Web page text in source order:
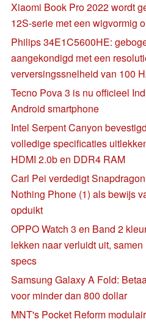
Xiaomi Book Pro 2022 wordt
12S-serie met een wigvormig
Philips 34E1C5600HE:
aangekondigd met een
verversingssnelheid van 100
Tecno Pova 3 is nu officieel
Android smartphone
Intel Serpent Canyon
volledige specificaties
HDMI 2.0b en DDR4 RAM
Carl Pei verdedigt
Nothing Phone (1) als bewijs
opduikt
OPPO Watch 3 en Band 2
lekken naar verluidt uit,
specs
Samsung Galaxy A Fold:
voor minder dan 800 dollar
MNT's Pocket Reform